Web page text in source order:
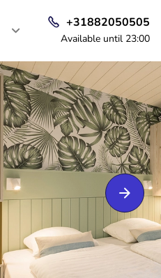
+31882050505
Available until 23:00